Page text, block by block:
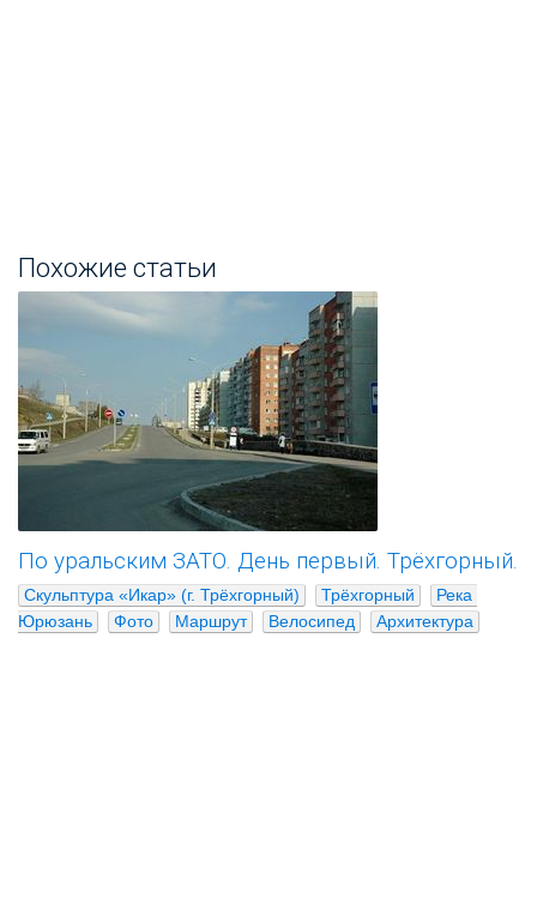
Похожие статьи
По уральским ЗАТО. День первый. Трёхгорный.
Скульптура «Икар» (г. Трёхгорный) Трёхгорный
Река
Юрюзань
Фото Маршрут Велосипед Архитектура